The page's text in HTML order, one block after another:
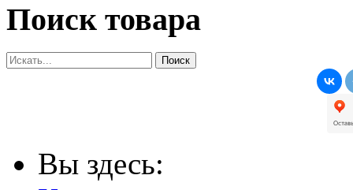
Поиск товара
Вы здесь: